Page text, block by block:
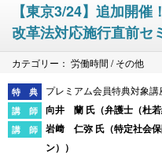
【東京3/24】追加開
改革法対応施行直前セ
カテゴリー： 労働時間 / その他
プレミアム会員特典対象講
向井 蘭 氏（弁護士（杜
岩﨑 仁弥 氏（特定社会
ン） ）